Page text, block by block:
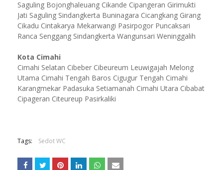
Saguling Bojonghaleuang Cikande Cipangeran Girimukti
Jati Saguling Sindangkerta Buninagara Cicangkang Girang
Cikadu Cintakarya Mekarwangi Pasirpogor Puncaksari
Ranca Senggang Sindangkerta Wangunsari Weninggalih
Kota Cimahi
Cimahi Selatan Cibeber Cibeureum Leuwigajah Melong
Utama Cimahi Tengah Baros Cigugur Tengah Cimahi
Karangmekar Padasuka Setiamanah Cimahi Utara Cibabat
Cipageran Citeureup Pasirkaliki
Tags: Sedot WC